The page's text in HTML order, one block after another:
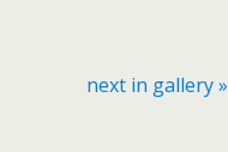
next in gallery »